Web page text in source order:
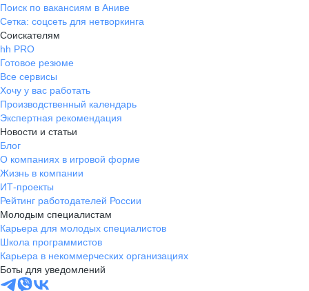
Поиск по вакансиям в Аниве
Сетка: соцсеть для нетворкинга
Соискателям
hh PRO
Готовое резюме
Все сервисы
Хочу у вас работать
Производственный календарь
Экспертная рекомендация
Новости и статьи
Блог
О компаниях в игровой форме
Жизнь в компании
ИТ-проекты
Рейтинг работодателей России
Молодым специалистам
Карьера для молодых специалистов
Школа программистов
Карьера в некоммерческих организациях
Боты для уведомлений